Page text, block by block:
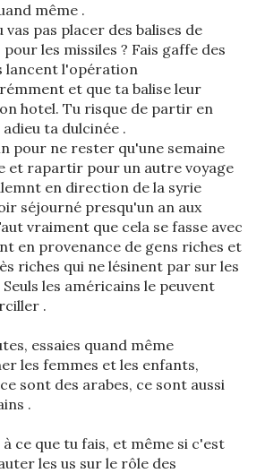
même .
vas pas placer des balises de
pour les missiles ? Fais gaffe des
lancent l'opération
et que ta balise leur
hotel. Tu risque de partir en
ta dulcinée .
pour ne rester qu'une semaine
et rapartir pour un autre voyage
en direction de la syrie
séjourné presqu'un an aux
vraiment que cela se fasse avec
en provenance de gens riches et
riches qui ne lésinent par sur les
Seuls les américains le peuvent
.
essaies quand même
les femmes et les enfants,
sont des arabes, ce sont aussi
.
à ce que tu fais, et même si c'est
les us sur le rôle des